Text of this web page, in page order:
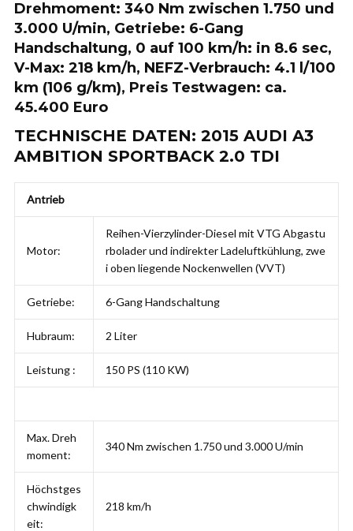
Drehmoment: 340 Nm zwischen 1.750 und
3.000 U/min, Getriebe: 6-Gang
Handschaltung, 0 auf 100 km/h: in 8.6 sec,
V-Max: 218 km/h, NEFZ-Verbrauch: 4.1 l/100
km (106 g/km), Preis Testwagen: ca.
45.400 Euro
TECHNISCHE DATEN: 2015 AUDI A3
AMBITION SPORTBACK 2.0 TDI
Antrieb
Motor:
Reihen-Vierzylinder-Diesel mit VTG Abgastu
rbolader und indirekter Ladeluftkühlung, zwe
i oben liegende Nockenwellen (VVT)
Getriebe: 6-Gang Handschaltung
Hubraum: 2 Liter
Leistung : 150 PS (110 KW)
Max. Dreh
moment:
340 Nm zwischen 1.750 und 3.000 U/min
Höchstges
chwindigk
eit:
218 km/h